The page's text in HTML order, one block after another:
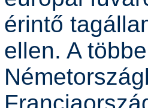
érintő
ellen. A